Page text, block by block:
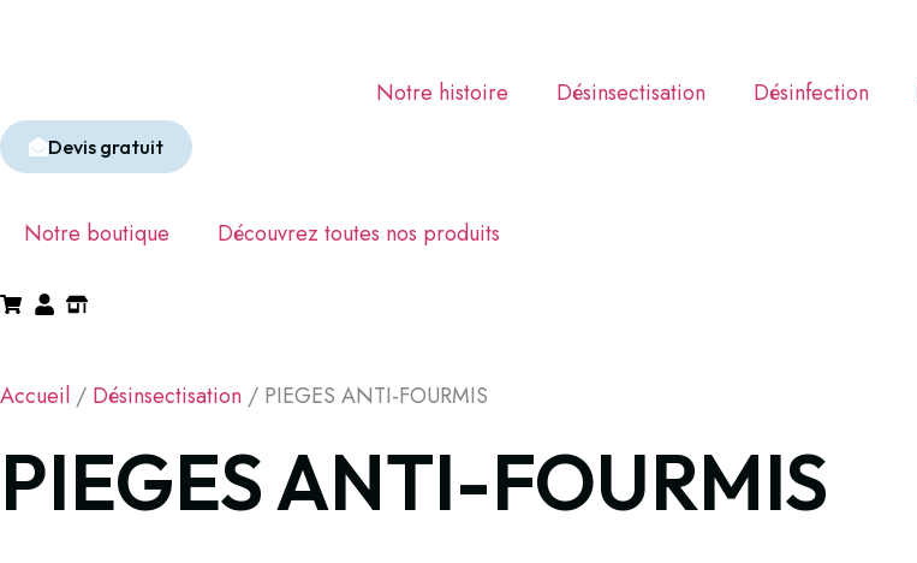
Notre histoire Désinsectisation Désinfection
Devis gratuit
Notre boutique Découvrez toutes nos produits
Accueil / Désinsectisation / PIEGES ANTI-FOURMIS
PIEGES ANTI-FOURMIS